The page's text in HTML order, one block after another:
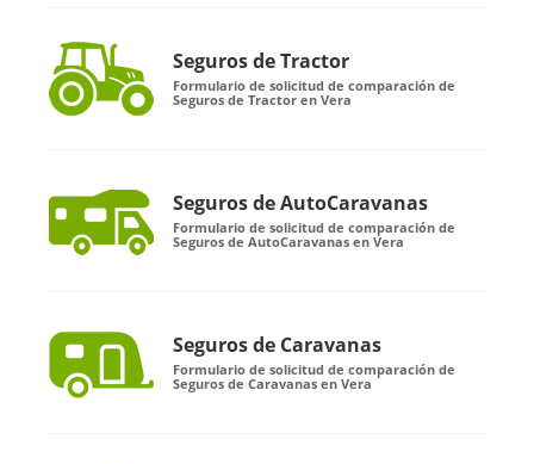
Seguros de Tractor
Formulario de solicitud de comparación de
Seguros de Tractor en Vera
Seguros de AutoCaravanas
Formulario de solicitud de comparación de
Seguros de AutoCaravanas en Vera
Seguros de Caravanas
Formulario de solicitud de comparación de
Seguros de Caravanas en Vera